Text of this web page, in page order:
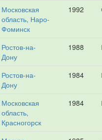
Московская
область, Наро-
Фоминск
1992
Ростов-на-
Дону
1988
Ростов-на-
Дону
1984
Московская
область,
Красногорск
1984